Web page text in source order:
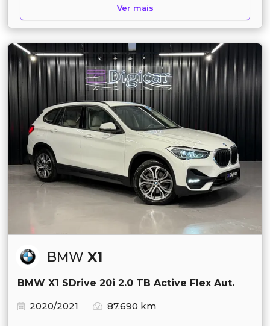
Ver mais
BMW X1
BMW X1 SDrive 20i 2.0 TB Active Flex Aut.
2020/2021
87.690 km